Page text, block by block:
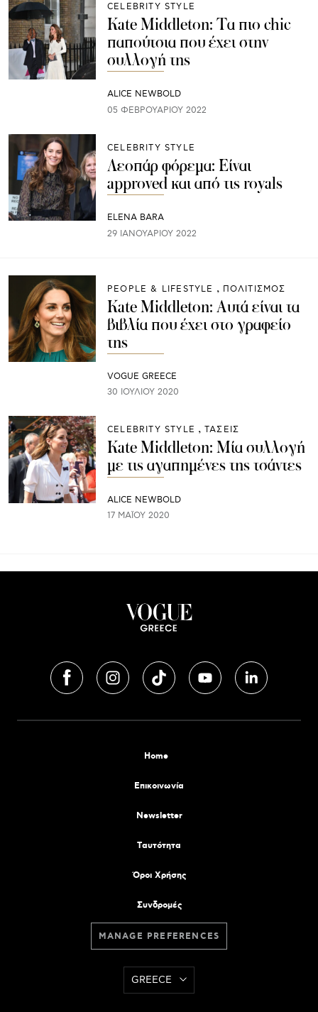
CELEBRITY STYLE
Kate Middleton: Τα πιο chic
παπούτσια που έχει στην
συλλογή της
ALICE NEWBOLD
05 ΦΕΒΡΟΥΑΡΊΟΥ 2022
CELEBRITY STYLE
Λεοπάρ φόρεμα: Είναι
approved και από τις royals
ELENA BARA
29 ΙΑΝΟΥΑΡΊΟΥ 2022
PEOPLE & LIFESTYLE ΠΟΛΙΤΙΣΜΟΣ
Kate Middleton: Aυτά είναι τα
βιβλία που έχει στο γραφείο
της
VOGUE GREECE
30 ΙΟΥΛΊΟΥ 2020
CELEBRITY STYLE ΤΑΣΕΙΣ
Kate Middleton: Μία συλλογή
με τις αγαπημένες της τσάντες
ALICE NEWBOLD
17 ΜΑΪ́ΟΥ 2020
Home
Επικοινωνία
Newsletter
Tαυτότητα
Όροι Χρήσης
Συνδρομές
MANAGE PREFERENCES
GREECE